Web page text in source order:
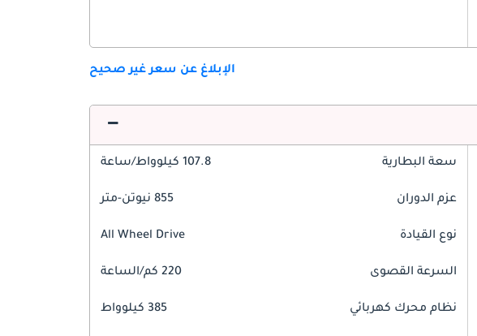
الإبلاغ عن سعر غير صحيح
سعة البطارية 107.8 كيلوواط/ساعة
عزم الدوران 855 نيوتن-متر
نوع القيادة All Wheel Drive
السرعة القصوى 220 كم/الساعة
نظام محرك كهربائي 385 كيلوواط